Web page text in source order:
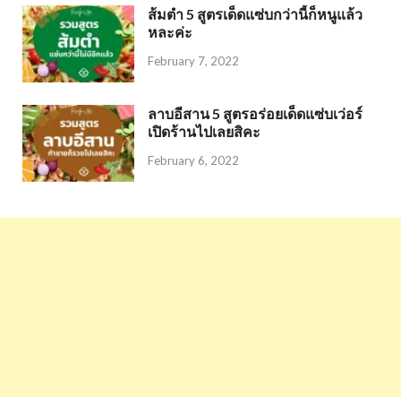
ส้มตำ 5 สูตรเด็ดแซ่บกว่านี้ก็หนูแล้ว
หละค่ะ
February 7, 2022
ลาบอีสาน 5 สูตรอร่อยเด็ดแซ่บเว่อร์
เปิดร้านไปเลยสิคะ
February 6, 2022